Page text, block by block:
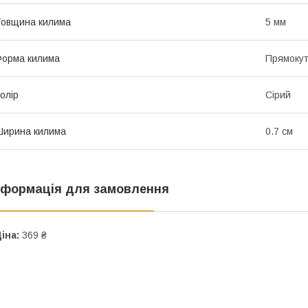
килима 5 мм
килима
Сірий
килима 0.7 см
для замовлення
369 ₴